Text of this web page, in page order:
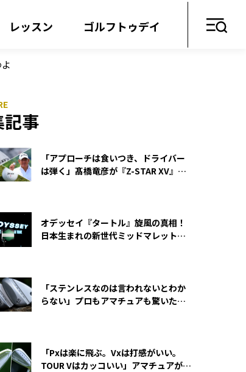
レッスン ゴルフトゥデイ
事
「アプローチは食いつき、ドライバー
は弾く」髙橋竜彦が『Z-STAR XV』を
オデッセイ『タートル』旋風の真相！
日本生まれの新世代ミッドマレットが
「ステンレスなのは言われないとわか
らない」プロもアマチュアも驚いた
「Pxは楽に飛ぶ。Vxは打感がいい。
TOUR Vはカッコいい」アマチュアが選